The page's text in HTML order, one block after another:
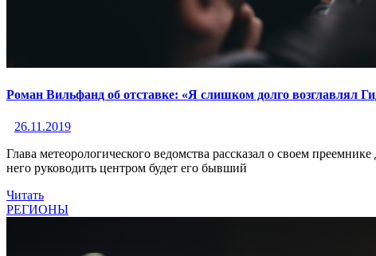
Роман Вильфанд об отставке: «Я слишком долго возглавлял
26.11.2019
Глава метеорологического ведомства рассказал о своем
него руководить центром будет его бывший
Читать
РЕГИОНЫ